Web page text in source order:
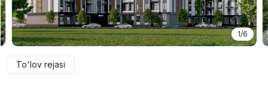
1/6
To'lov rejasi